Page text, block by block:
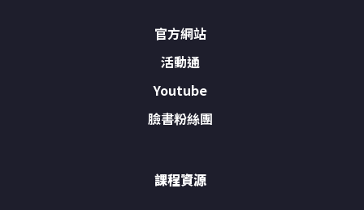
官方網站
活動通
Youtube
臉書粉絲團
課程資源